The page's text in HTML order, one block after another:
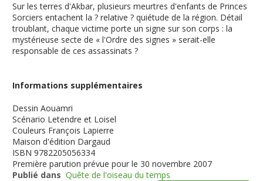
Sur les terres d'Akbar, plusieurs meurtres d'enfants de Princes
Sorciers entachent la ? relative ? quiétude de la région. Détail
troublant, chaque victime porte un signe sur son corps : la
mystérieuse secte de « l'Ordre des signes » serait-elle
responsable de ces assassinats ?
Informations supplémentaires
Dessin Aouamri
Scénario Letendre et Loisel
Couleurs François Lapierre
Maison d'édition Dargaud
ISBN 9782205056334
Première parution prévue pour le 30 novembre 2007
Publié dans Quête de l'oiseau du temps